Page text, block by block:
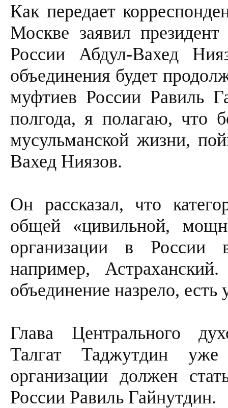
Как передает
Москве заявил президент
России Абдул-Вахед
объединения будет
муфтиев России Равиль
полгода, я полагаю, что
мусульманской жизни,
Вахед Ниязов.
Он рассказал, что
общей «цивильной,
организации в России
например,
объединение назрело, есть
Глава Центрального
Талгат Таджутдин
организации должен
России Равиль Гайнутдин.